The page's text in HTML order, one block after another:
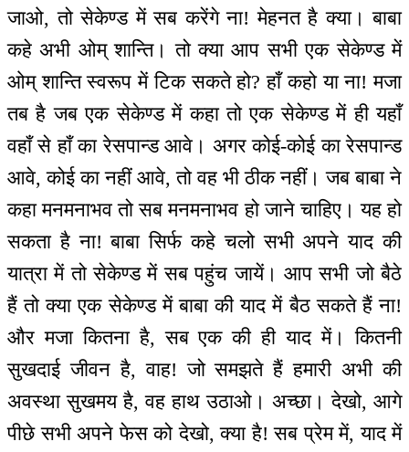
जाओ, तो सेकेण्ड में सब करेंगे ना! मेहनत है क्या। बाबा
कहे अभी ओम् शान्ति। तो क्या आप सभी एक सेकेण्ड में
ओम् शान्ति स्वरूप में टिक सकते हो? हाँ कहो या ना! मजा
तब है जब एक सेकेण्ड में कहा तो एक सेकेण्ड में ही यहाँ
वहाँ से हाँ का रेसपान्ड आवे। अगर कोई-कोई का रेसपान्ड
आवे, कोई का नहीं आवे, तो वह भी ठीक नहीं। जब बाबा ने
कहा मनमनाभव तो सब मनमनाभव हो जाने चाहिए। यह हो
सकता है ना! बाबा सिर्फ कहे चलो सभी अपने याद की
यात्रा में तो सेकेण्ड में सब पहुंच जायें। आप सभी जो बैठे
हैं तो क्या एक सेकेण्ड में बाबा की याद में बैठ सकते हैं ना!
और मजा कितना है, सब एक की ही याद में। कितनी
सुखदाई जीवन है, वाह! जो समझते हैं हमारी अभी की
अवस्था सुखमय है, वह हाथ उठाओ। अच्छा। देखो, आगे
पीछे सभी अपने फेस को देखो, क्या है! सब प्रेम में, याद में